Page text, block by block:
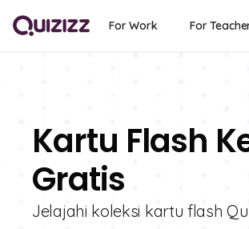
For Work For
Kartu Flash
Gratis
Jelajahi koleksi kartu flash